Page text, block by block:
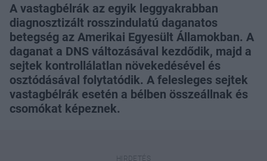
A vastagbélrák az egyik leggyakrabban
diagnosztizált rosszindulatú daganatos
betegség az Amerikai Egyesült Államokban. A
daganat a DNS változásával kezdődik, majd a
sejtek kontrollálatlan növekedésével és
osztódásával folytatódik. A felesleges sejtek
vastagbélrák esetén a bélben összeállnak és
csomókat képeznek.